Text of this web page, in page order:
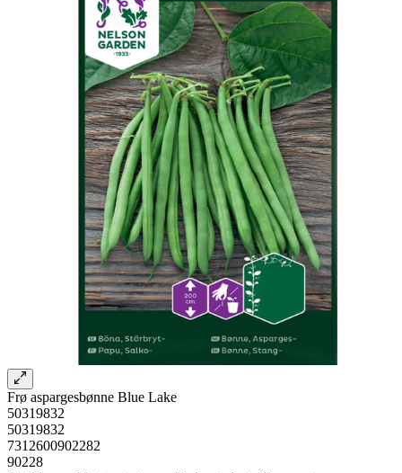
Frø aspargesbønne Blue Lake
50319832
50319832
7312600902282
90228